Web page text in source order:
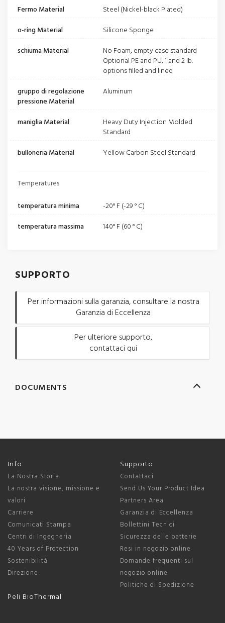
Fermo Material
Steel (Nickel-black Plated)
o-ring Material
Silicone Sponge
schiuma Material
No Foam, empty case standard
Optional PE and PU, 1 and 2 lb.
options filled and lined
gruppo di regolazione
pressione Material
Aluminum
maniglia Material
Heavy Duty Injection Molded
Standard
bulloneria Material
Yellow Carbon Steel Standard
Temperatures
temperatura minima
-20° F (-29 ° C)
temperatura massima
140° F (60 ° C)
SUPPORTO
Per informazioni sulla garanzia, consultare la nostra
Garanzia di Eccellenza
Per ulteriore supporto,
contattaci qui
DOCUMENTS
Info
La Nostra Storia
La nostra visione, missione e
valori
Carriere
Comunicati Stampa
Centri di Ingegneria
40 Years of Protection
Sostenibilità
Direzione
Peli BioThermal
Supporto
Contattaci
Send Us Your Product Idea
Partners Area
Garanzia di Eccellenza
Bollettini Tecnici
Sicurezza delle batterie
Resi in negozio online
Domande frequenti sul
negozio online
Politiche di Spedizione